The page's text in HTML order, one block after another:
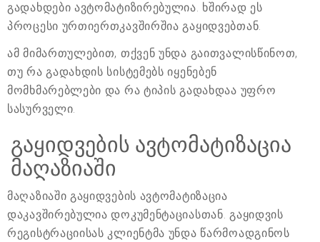
გადახდები ავტომატიზირებულია. ხშირად ეს
პროცესი ურთიერთკავშირშია გაყიდვებთან.
ამ მიმართულებით, თქვენ უნდა გაითვალისწინოთ,
თუ რა გადახდის სისტემებს იყენებენ
მომხმარებლები და რა ტიპის გადახდაა უფრო
სასურველი.
გაყიდვების ავტომატიზაცია
მაღაზიაში
მაღაზიაში გაყიდვების ავტომატიზაცია
დაკავშირებულია დოკუმენტაციასთან. გაყიდვის
რეგისტრაციისას კლიენტმა უნდა წარმოადგინოს